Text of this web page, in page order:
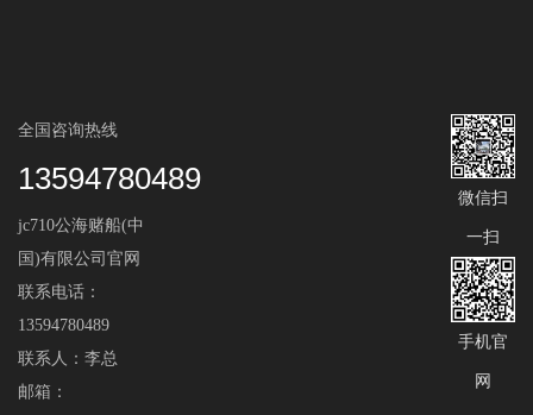
全国咨询热线
13594780489
jc710公海赌船(中
国)有限公司官网
联系电话：
13594780489
联系人：李总
邮箱：
微信扫
一扫
手机官
网